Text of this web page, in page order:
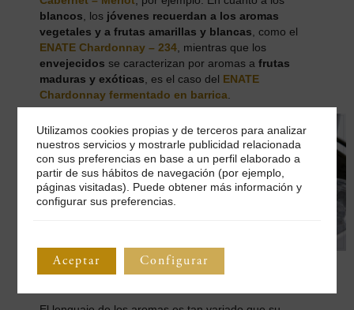
blancos , los jóvenes recuerdan a los aromas
vegetales y a frutas amarillas y blancas , como el
ENATE Chardonnay – 234 , mientras que los
envejecidos se caracterizan por aromas a frutas
maduras y exóticas , es el caso del ENATE
Chardonnay fermentado en barrica
ENATE Chardonnay 234. Aromas a fruta
amarilla.
Utilizamos cookies propias y de terceros para analizar
nuestros servicios y mostrarle publicidad relacionada
con sus preferencias en base a un perfil elaborado a
partir de sus hábitos de navegación (por ejemplo,
páginas visitadas). Puede obtener más información y
configurar sus preferencias.
Aceptar Configurar